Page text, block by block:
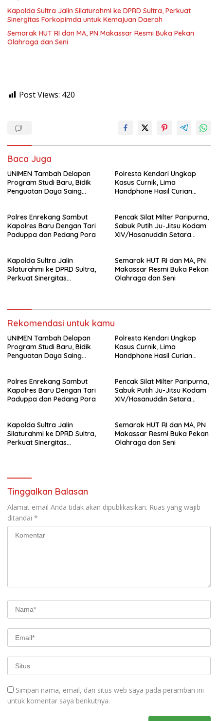
Kapolda Sultra Jalin Silaturahmi ke DPRD Sultra, Perkuat
Sinergitas Forkopimda untuk Kemajuan Daerah
Semarak HUT RI dan MA, PN Makassar Resmi Buka Pekan
Olahraga dan Seni
Post Views: 420
Baca Juga
UNIMEN Tambah Delapan
Program Studi Baru, Bidik
Penguatan Daya Saing
Polresta Kendari Ungkap
Kasus Curnik, Lima
Handphone Hasil Curian
Polres Enrekang Sambut
Kapolres Baru Dengan Tari
Paduppa dan Pedang Pora
Pencak Silat Milter Paripurna,
Sabuk Putih Ju-Jitsu Kodam
XIV/Hasanuddin Setara
Kapolda Sultra Jalin
Silaturahmi ke DPRD Sultra,
Perkuat Sinergitas
Semarak HUT RI dan MA, PN
Makassar Resmi Buka Pekan
Olahraga dan Seni
Rekomendasi untuk kamu
UNIMEN Tambah Delapan
Program Studi Baru, Bidik
Penguatan Daya Saing
Polresta Kendari Ungkap
Kasus Curnik, Lima
Handphone Hasil Curian
Polres Enrekang Sambut
Kapolres Baru Dengan Tari
Paduppa dan Pedang Pora
Pencak Silat Milter Paripurna,
Sabuk Putih Ju-Jitsu Kodam
XIV/Hasanuddin Setara
Kapolda Sultra Jalin
Silaturahmi ke DPRD Sultra,
Perkuat Sinergitas
Semarak HUT RI dan MA, PN
Makassar Resmi Buka Pekan
Olahraga dan Seni
Tinggalkan Balasan
Alamat email Anda tidak akan dipublikasikan. Ruas yang wajib
ditandai *
Simpan nama, email, dan situs web saya pada peramban ini
untuk komentar saya berikutnya.